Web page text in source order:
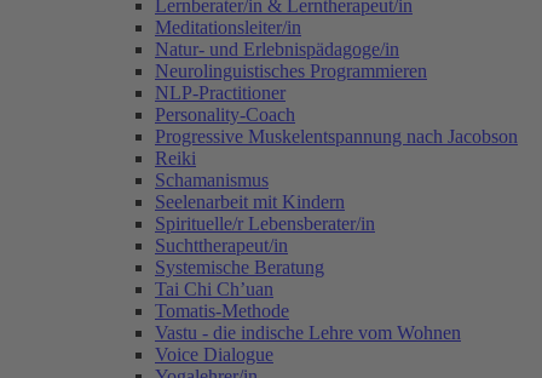
Lernberater/in & Lerntherapeut/in
Meditationsleiter/in
Natur- und Erlebnispädagoge/in
Neurolinguistisches Programmieren
NLP-Practitioner
Personality-Coach
Progressive Muskelentspannung nach Jacobson
Reiki
Schamanismus
Seelenarbeit mit Kindern
Spirituelle/r Lebensberater/in
Suchttherapeut/in
Systemische Beratung
Tai Chi Ch’uan
Tomatis-Methode
Vastu - die indische Lehre vom Wohnen
Voice Dialogue